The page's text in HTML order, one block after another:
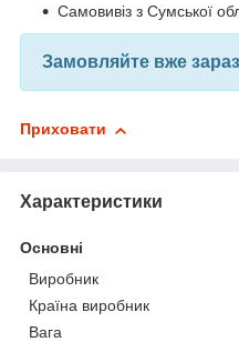
Самовивіз з Сумської
Замовляйте вже
Приховати
Характеристики
Основні
Виробник
Країна виробник
Вага